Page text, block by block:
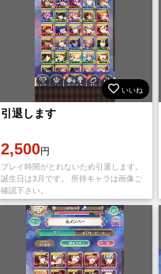
いいね
引退します
2,500円
プレイ時間がとれないため引退します。
誕生日は3月です。 所持キャラは画像ご
確認下さい。